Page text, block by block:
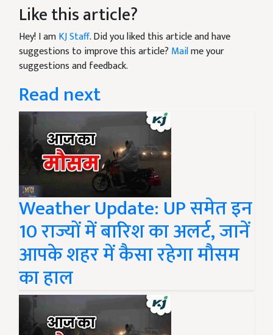
Like this article?
Hey! I amKJ Staff. Did you liked this article and have
suggestions to improve this article? Mailme your
suggestions and feedback.
Read next
Weather Update: UP समेत इन
10 राज्यों में बारिश का अलर्ट, जानें
आपके शहर में कैसा रहेगा मौसम
का हाल